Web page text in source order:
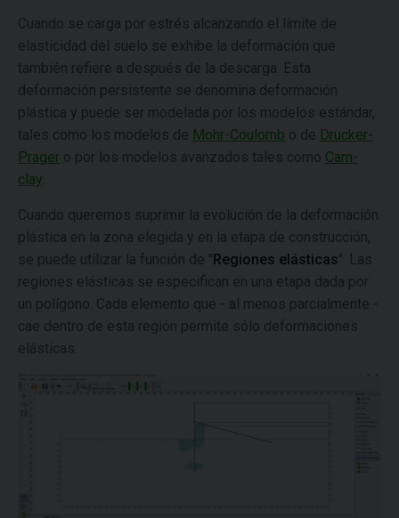
Cuando se carga por estrés alcanzando el límite de
elasticidad del suelo se exhibe la deformación que
también refiere a después de la descarga. Esta
deformación persistente se denomina deformación
plástica y puede ser modelada por los modelos estándar,
tales como los modelos de Mohr-Coulomb o de Drucker-
Prager o por los modelos avanzados tales como Cam-
clay
Cuando queremos suprimir la evolución de la deformación
plástica en la zona elegida y en la etapa de construcción,
se puede utilizar la función de "Regiones elásticas". Las
regiones elásticas se especifican en una etapa dada por
un polígono. Cada elemento que - al menos parcialmente -
cae dentro de esta región permite sólo deformaciones
elásticas.